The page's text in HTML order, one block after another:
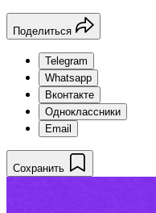
Поделиться
Telegram
Whatsapp
Вконтакте
Одноклассники
Email
Сохранить